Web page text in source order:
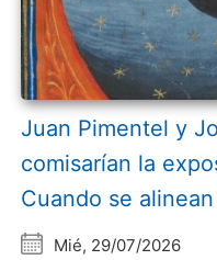
Juan Pimentel y
comisarían la
Cuando se
Mié, 29/07/2026